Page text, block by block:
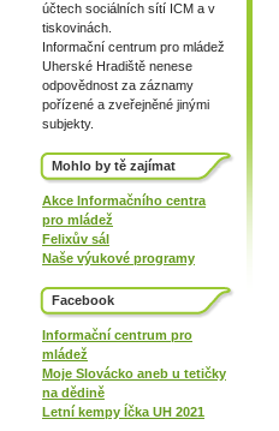
účtech sociálních sítí ICM a v
tiskovinách.
Informační centrum pro mládež
Uherské Hradiště nenese
odpovědnost za záznamy
pořízené a zveřejněné jinými
subjekty.
Mohlo by tě zajímat
Akce Informačního centra
pro mládež
Felixův sál
Naše výukové programy
Facebook
Informační centrum pro
mládež
Moje Slovácko aneb u tetičky
na dědině
Letní kempy Íčka UH 2021